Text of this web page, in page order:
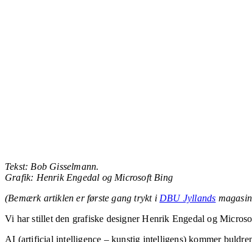
Tekst: Bob Gisselmann.
Grafik: Henrik Engedal og Microsoft Bing
(Bemærk artiklen er første gang trykt i DBU Jyllands
Vi har stillet den grafiske designer Henrik Engedal og
AI (artificial intelligence – kunstig intelligens) kommer